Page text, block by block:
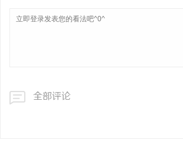
全部评论